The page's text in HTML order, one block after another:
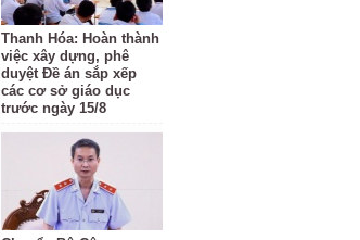
Thanh Hóa: Hoàn thành
việc xây dựng, phê
duyệt Đề án sắp xếp
các cơ sở giáo dục
trước ngày 15/8